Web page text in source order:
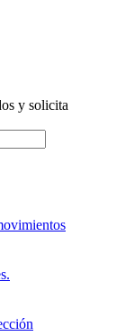
y solicita